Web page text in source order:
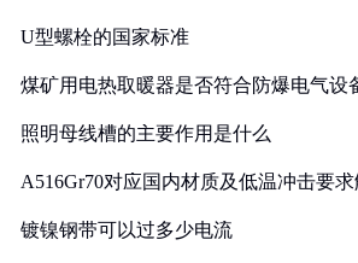
U型螺栓的国家标准
煤矿用电热取暖器是否符合防爆电气设
照明母线槽的主要作用是什么
A516Gr70对应国内材质及低温冲击要
镀镍钢带可以过多少电流